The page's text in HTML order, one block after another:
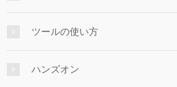
ツールの使い方
ハンズオン